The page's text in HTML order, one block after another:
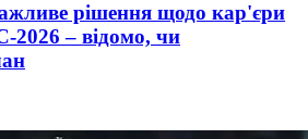
рішення щодо кар'єри
2026 – відомо, чи